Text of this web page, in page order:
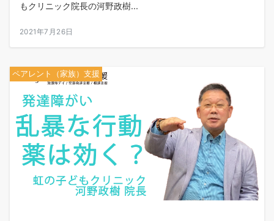
もクリニック院長の河野政樹...
2021年7月26日
ペアレント（家族）支援